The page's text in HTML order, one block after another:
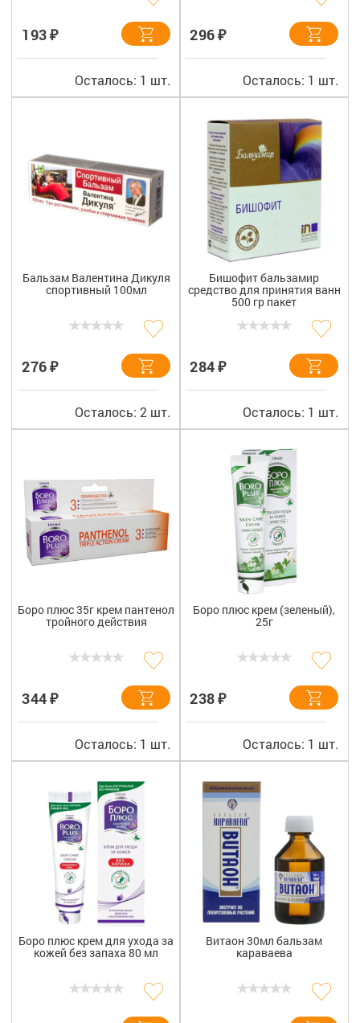
193₽
Осталось: 1 шт.
296₽
Осталось: 1 шт.
Бальзам Валентина Дикуля
спортивный 100мл
276₽
Осталось: 2 шт.
Бишофит бальзамир
средство для принятия ванн
500 гр пакет
284₽
Осталось: 1 шт.
Боро плюс 35г крем пантенол
тройного действия
344₽
Осталось: 1 шт.
Боро плюс крем (зеленый),
25г
238₽
Осталось: 1 шт.
Боро плюс крем для ухода за
кожей без запаха 80 мл
Витаон 30мл бальзам
караваева